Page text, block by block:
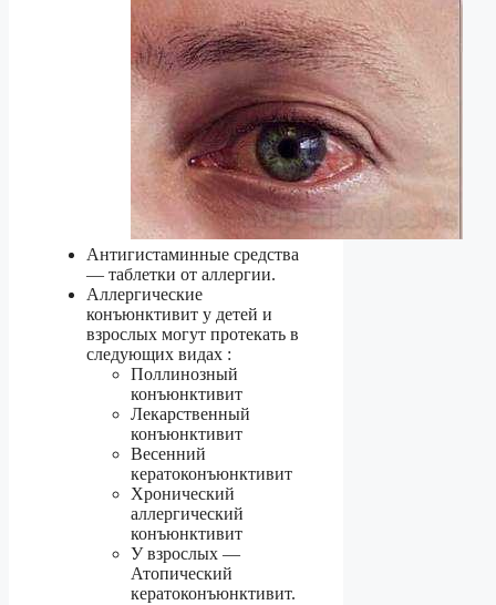
Антигистаминные средства
— таблетки от аллергии.
Аллергические
конъюнктивит у детей и
взрослых могут протекать в
следующих видах :
Поллинозный
конъюнктивит
Лекарственный
конъюнктивит
Весенний
кератоконъюнктивит
Хронический
аллергический
конъюнктивит
У взрослых —
Атопический
кератоконъюнктивит.